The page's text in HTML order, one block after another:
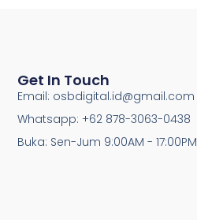
Get In Touch
Email: osbdigital.id@gmail.com
Whatsapp: +62 878-3063-0438
Buka: Sen-Jum 9:00AM - 17:00PM